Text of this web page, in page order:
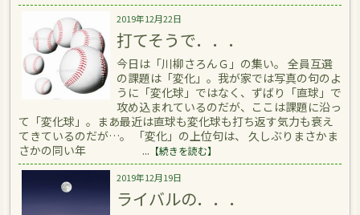
2019年12月22日
打てそうで．．．
今日は「川柳さろんＧ」の集い。 全員互選
の課題は「変化」。我が家では写真の句のよ
うに「変化球」ではなく、ずばり「直球」で
攻め込まれているのだが、ここは課題に沿っ
て「変化球」。まあ最近は直球も変化球も打ち返す気力も衰え
てきているのだが…。 「変化」の上位句は、 久しぶりまさかま
さかの同い年 ... 【続きを読む】
2019年12月19日
ライバルの．．．